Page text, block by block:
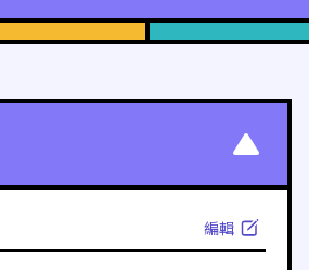
編輯